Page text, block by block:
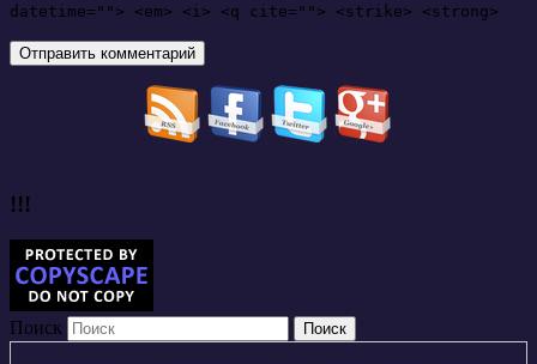
datetime=""> <em> <i> <q cite=""> <strike> <strong>
!!!
Поиск